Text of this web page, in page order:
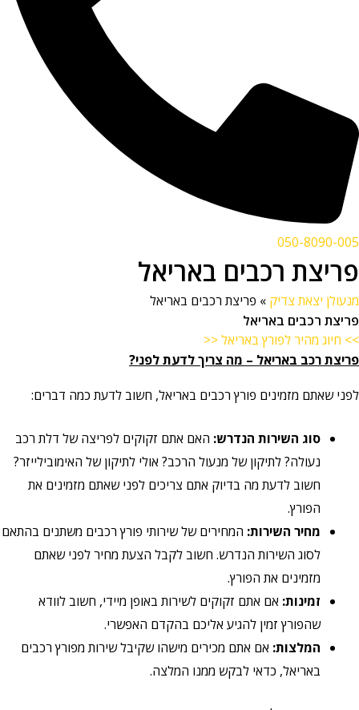
050-8090-005
פריצת רכבים באריאל
מנעולן יצאת צדיק » פריצת רכבים באריאל
פריצת רכבים באריאל
>> חיוג מהיר לפורץ באריאל <<
פריצת רכב באריאל – מה צריך לדעת לפני?
לפני שאתם מזמינים פורץ רכבים באריאל, חשוב לדעת כמה דברים:
סוג השירות הנדרש: האם אתם זקוקים לפריצה של דלת רכב
נעולה? לתיקון של מנעול הרכב? אולי לתיקון של האימובילייזר?
חשוב לדעת מה בדיוק אתם צריכים לפני שאתם מזמינים את
הפורץ.
מחיר השירות: המחירים של שירותי פורץ רכבים משתנים בהתאם
לסוג השירות הנדרש. חשוב לקבל הצעת מחיר לפני שאתם
מזמינים את הפורץ.
זמינות: אם אתם זקוקים לשירות באופן מיידי, חשוב לוודא
שהפורץ זמין להגיע אליכם בהקדם האפשרי.
המלצות: אם אתם מכירים מישהו שקיבל שירות מפורץ רכבים
באריאל, כדאי לבקש ממנו המלצה.